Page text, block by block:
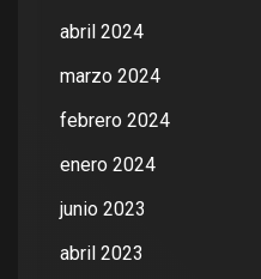
abril 2024
marzo 2024
febrero 2024
enero 2024
junio 2023
abril 2023